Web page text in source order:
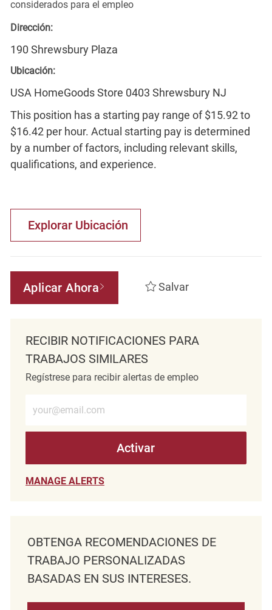
considerados para el empleo
Dirección:
190 Shrewsbury Plaza
Ubicación:
USA HomeGoods Store 0403 Shrewsbury NJ
This position has a starting pay range of $15.92 to
$16.42 per hour. Actual starting pay is determined
by a number of factors, including relevant skills,
qualifications, and experience.
Explorar Ubicación
Aplicar Ahora Salvar
RECIBIR NOTIFICACIONES PARA
TRABAJOS SIMILARES
Regístrese para recibir alertas de empleo
Activar
MANAGE ALERTS
OBTENGA RECOMENDACIONES DE
TRABAJO PERSONALIZADAS
BASADAS EN SUS INTERESES.